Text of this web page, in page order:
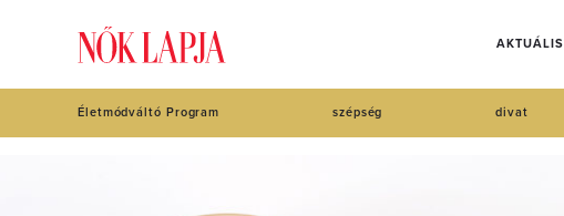
AKTUÁLIS
Életmódváltó Program szépség divat